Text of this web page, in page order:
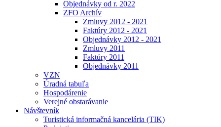
Objednávky od r. 2022
ZFO Archív
Zmluvy 2012 - 2021
Faktúry 2012 - 2021
Objednávky 2012 - 2021
Zmluvy 2011
Faktúry 2011
Objednávky 2011
VZN
Úradná tabuľa
Hospodárenie
Verejné obstarávanie
Návštevník
Turistická informačná kancelária (TIK)